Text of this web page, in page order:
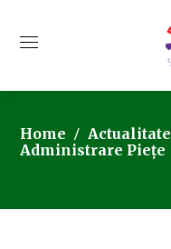
Home Actualitate
Administrare Piețe